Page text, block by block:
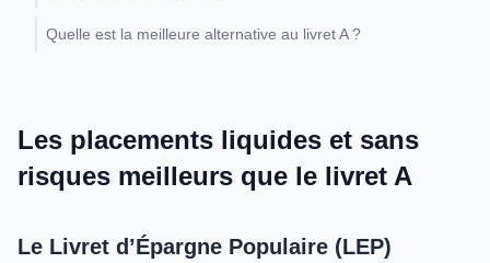
Quelle est la meilleure alternative au livret A ?
Les placements liquides et sans
risques meilleurs que le livret A
Le Livret d’Épargne Populaire (LEP)